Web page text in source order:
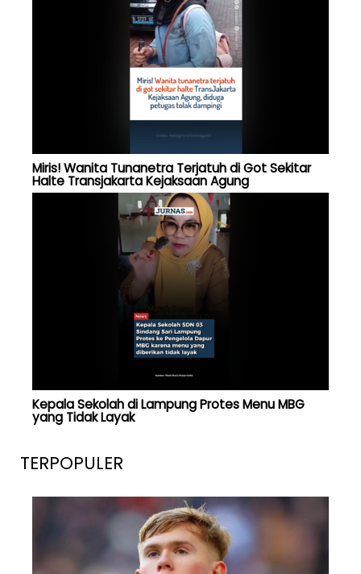
Miris! Wanita Tunanetra Terjatuh di Got Sekitar
Halte Transjakarta Kejaksaan Agung
Kepala Sekolah di Lampung Protes Menu MBG
yang Tidak Layak
TERPOPULER